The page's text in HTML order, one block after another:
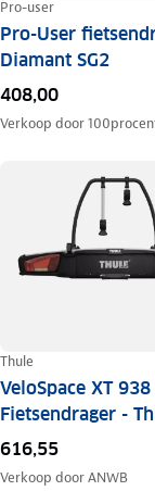
Pro-user
Pro-User
Diamant SG2
408,00
Verkoop door
Thule
VeloSpace XT
Fietsendrager -
616,55
Verkoop doorANWB